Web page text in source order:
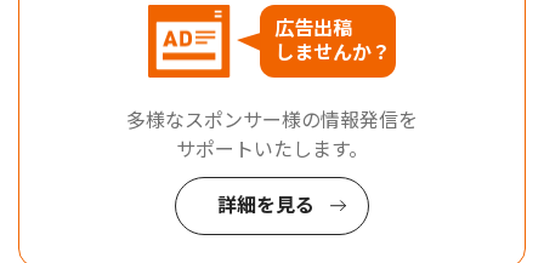
広告出稿
しませんか？
多様なスポンサー様の情報発信を
サポートいたします。
詳細を見る